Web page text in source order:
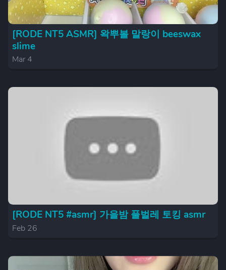
[RODE NT5 ASMR] 왁뿌볼 말랑이 beeswax
slime
Mar 4
[RODE NT5 #asmr] 가을밤 풀벌레 토킹 asmr
Feb 26